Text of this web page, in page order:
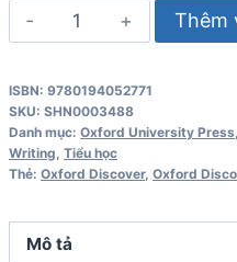
Oxford
Discover
3
Writing
and
Book
2nd
Thêm
ISBN: 9780194052771
SKU: SHN0003488
Danh mục: Oxford University Press
Writing Tiểu học
Thẻ: Oxford Discover, Oxford
Mô tả